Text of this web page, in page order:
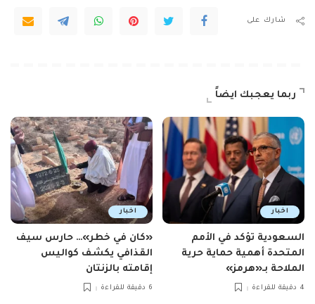
شارك على
ربما يعجبك ايضاً
اخبار
السعودية تؤكد في الأمم
المتحدة أهمية حماية حرية
الملاحة بـ«هرمز»
4 دقيقة للقراءة
اخبار
«كان في خطر»… حارس سيف
القذافي يكشف كواليس
إقامته بالزنتان
6 دقيقة للقراءة